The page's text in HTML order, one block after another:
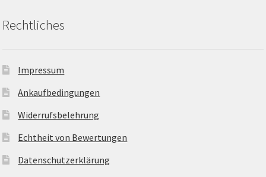
Rechtliches
Impressum
Ankaufbedingungen
Widerrufsbelehrung
Echtheit von Bewertungen
Datenschutzerklärung